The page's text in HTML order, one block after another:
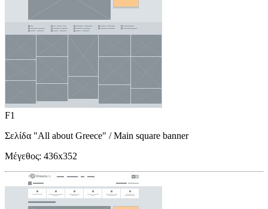
F1
Σελίδα "All about Greece" / Main square banner
Μέγεθος: 436x352